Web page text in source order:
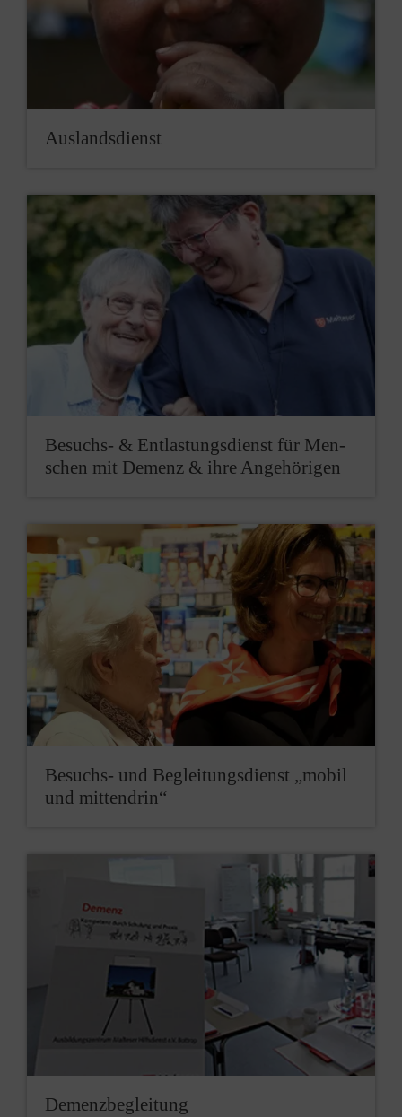
Aus­lands­dienst
Be­suchs- & Ent­lastungs­dienst für Men­
schen mit Demenz & ihre Ange­hörigen
Be­suchs- und Be­glei­tungs­dienst „mo­bil
und mitten­drin“
De­menz­be­gleitung